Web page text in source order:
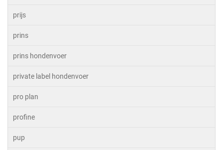
prijs
prins
prins hondenvoer
private label hondenvoer
pro plan
profine
pup